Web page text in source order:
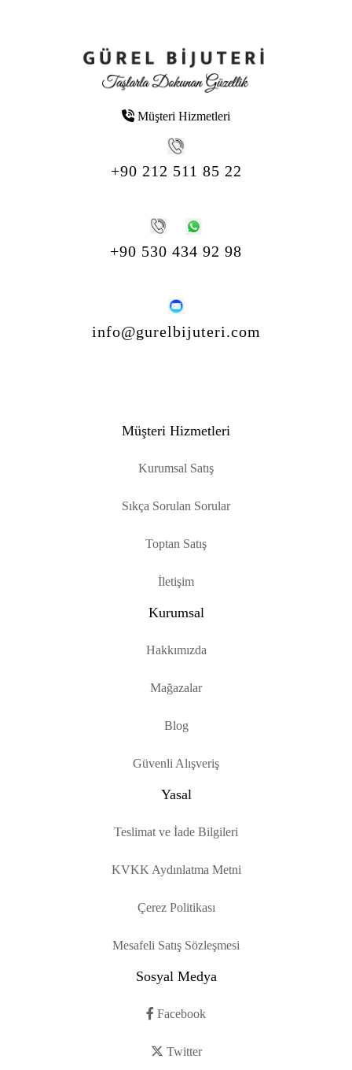
Müşteri Hizmetleri
+90 212 511 85 22
+90 530 434 92 98
info@gurelbijuteri.com
Müşteri Hizmetleri
Kurumsal Satış
Sıkça Sorulan Sorular
Toptan Satış
İletişim
Kurumsal
Hakkımızda
Mağazalar
Blog
Güvenli Alışveriş
Yasal
Teslimat ve İade Bilgileri
KVKK Aydınlatma Metni
Çerez Politikası
Mesafeli Satış Sözleşmesi
Sosyal Medya
Facebook
Twitter